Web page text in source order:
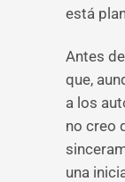
está
Antes
que,
a los
no creo
una